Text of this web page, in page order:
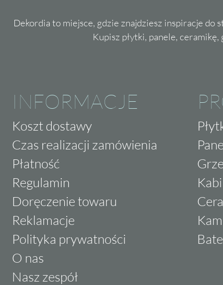
Dekordia to miejsce, gdzie znajdziesz inspiracje do
Kupisz płytki, panele,
INFORMACJE
Koszt dostawy
Czas realizacji zamówienia
Płatność
Regulamin
Doręczenie towaru
Reklamacje
Polityka prywatności
O nas
Nasz zespół